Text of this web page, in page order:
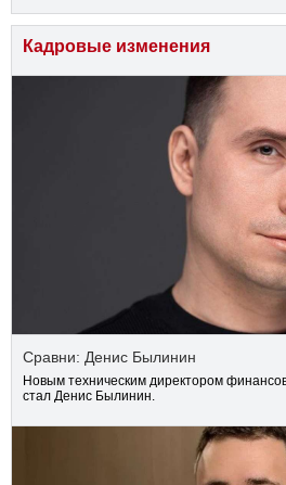
Кадровые изменения
Сравни: Денис Былинин
Новым техническим директором
стал Денис Былинин.